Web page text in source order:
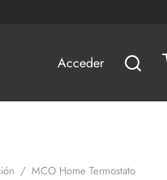
Acceder
/ MCO Home Termostato